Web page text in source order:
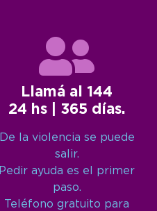
Llamá al 144
24 hs | 365 días.
De la violencia se puede
salir.
Pedir ayuda es el primer
paso.
Teléfono gratuito para